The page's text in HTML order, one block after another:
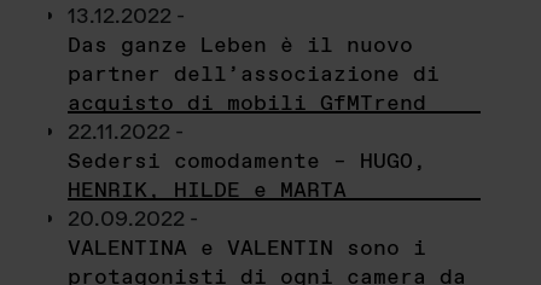
13.12.2022 -
Das ganze Leben è il nuovo
partner dell’associazione di
acquisto di mobili GfMTrend
22.11.2022 -
Sedersi comodamente – HUGO,
HENRIK, HILDE e MARTA
20.09.2022 -
VALENTINA e VALENTIN sono i
protagonisti di ogni camera da